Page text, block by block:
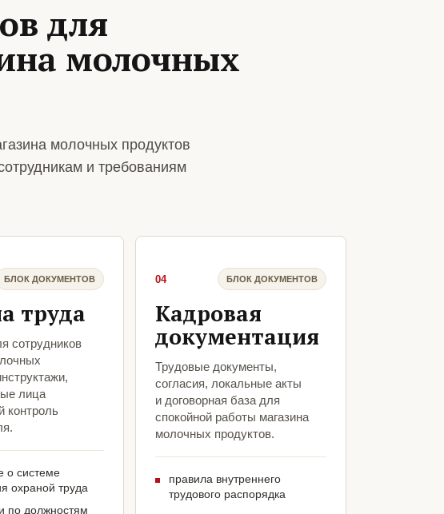
для
молочных
молочных продуктов
и требованиям
БЛОК ДОКУМЕНТОВ
труда
сотрудников
лица
контроль
о системе
охраной труда
по должностям
04 БЛОК ДОКУМЕНТОВ
Кадровая
документация
Трудовые документы,
согласия, локальные акты
и договорная база для
спокойной работы магазина
молочных продуктов.
правила внутреннего
трудового распорядка